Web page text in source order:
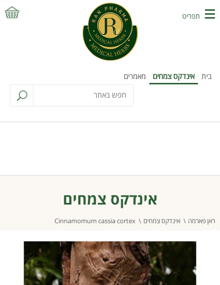
בית אינדקס צמחים מאמרים
תפריט
אינדקס צמחים
ראן פארמה אינדקס צמחים Cinnamomum cassia cortex